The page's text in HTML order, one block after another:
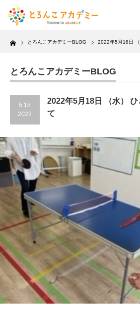
Home とろんこアカデミーBLOG 2022年5月18日
とろんこアカデミーBLOG
5.18
2022
2022年5月18日 （水）
て